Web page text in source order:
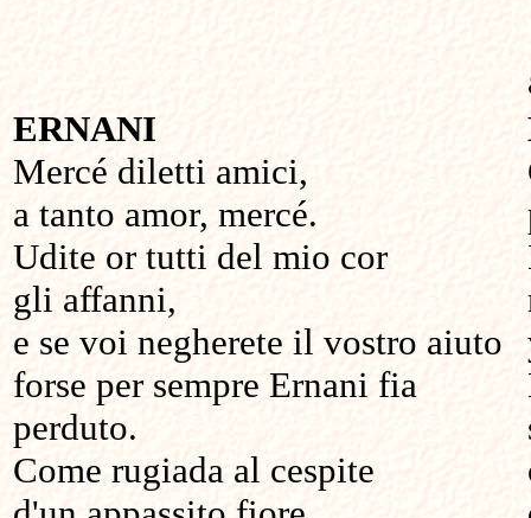
ERNANI
Mercé diletti amici,
a tanto amor, mercé.
Udite or tutti del mio cor
gli affanni,
e se voi negherete il vostro aiuto
forse per sempre Ernani fia
perduto.
Come rugiada al cespite